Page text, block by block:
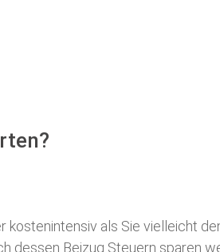
als Sie vielleicht
dessen Beizug Steuern sparen